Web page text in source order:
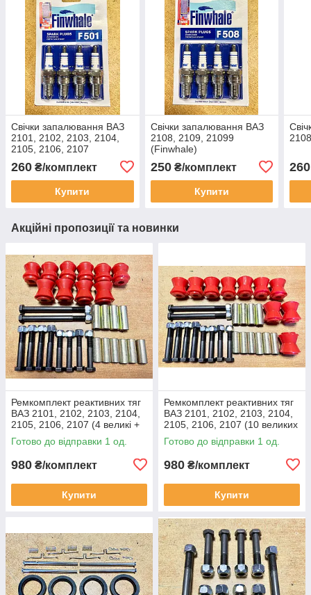
Свічки запалювання ВАЗ
2101, 2102, 2103, 2104,
2105, 2106, 2107
260 ₴/комплект
Купити
Свічки запалювання ВАЗ
2108, 2109, 21099
(Finwhale)
250₴/комплект
Купити
260
Акційні пропозиції та новинки
Ремкомплект реактивних тяг
ВАЗ 2101, 2102, 2103, 2104,
2105, 2106, 2107 (4 великі +
6 малих втулок, поліуретан)
Готово до відправки 1 од.
980 ₴/комплект
Купити
Ремкомплект реактивних тяг
ВАЗ 2101, 2102, 2103, 2104,
2105, 2106, 2107 (10 великих
втулок, поліуретан)
Готово до відправки 1 од.
980 ₴/комплект
Купити